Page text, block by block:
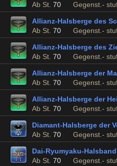
Ab St. 70 Gegenst.-
Allianz-Halsberge des
Ab St. 70 Gegenst.-
Allianz-Halsberge des
Ab St. 70 Gegenst.-
Allianz-Halsberge der
Ab St. 70 Gegenst.-
Allianz-Halsberge der
Ab St. 70 Gegenst.-
Diamant-Halsberge der
Ab St. 70 Gegenst.-
Dai-Ryumyaku-
Ab St. 70 Gegenst.-